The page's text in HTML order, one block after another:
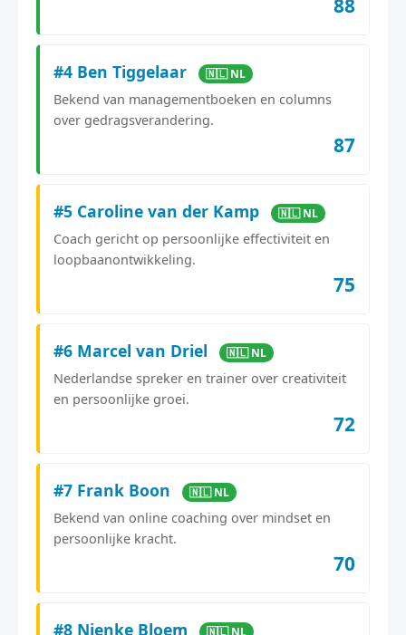
88
#4 Ben Tiggelaar 🇳🇱 NL
Bekend van managementboeken en columns
over gedragsverandering.
87
#5 Caroline van der Kamp 🇳🇱 NL
Coach gericht op persoonlijke effectiviteit en
loopbaanontwikkeling.
75
#6 Marcel van Driel 🇳🇱 NL
Nederlandse spreker en trainer over creativiteit
en persoonlijke groei.
72
#7 Frank Boon 🇳🇱 NL
Bekend van online coaching over mindset en
persoonlijke kracht.
70
#8 Nienke Bloem 🇳🇱 NL